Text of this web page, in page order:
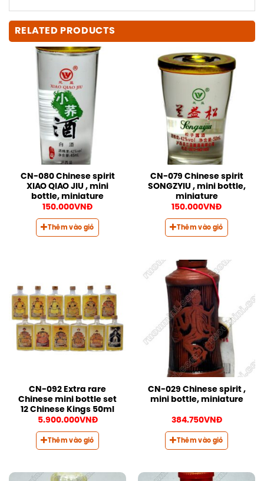
RELATED PRODUCTS
CN-080 Chinese spirit
XIAO QIAO JIU , mini
bottle, miniature
150.000VNĐ
Thêm vào giỏ
CN-079 Chinese spirit
SONGZYIU , mini bottle,
miniature
150.000VNĐ
Thêm vào giỏ
CN-092 Extra rare
Chinese mini bottle set
12 Chinese Kings 50ml
5.900.000VNĐ
Thêm vào giỏ
CN-029 Chinese spirit ,
mini bottle, miniature
384.750VNĐ
Thêm vào giỏ